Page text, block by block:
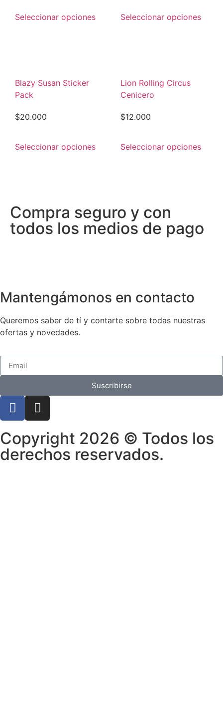
Seleccionar opciones Seleccionar opciones
Blazy Susan Sticker
Pack
$20.000
Seleccionar opciones
Lion Rolling Circus
Cenicero
$12.000
Seleccionar opciones
Compra seguro y con
todos los medios de pago
Mantengámonos en contacto
Queremos saber de tí y contarte sobre todas nuestras
ofertas y novedades.
Suscribirse
Copyright 2026 © Todos los
derechos reservados.